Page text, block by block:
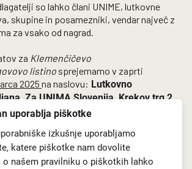
uporablja piškotke
izkušnje uporabljamo
katere piškotke nam dovolite
o našem pravilniku o piškotkih lahko
so lahko člani UNIME, lutkovne
skupine in posamezniki, vendar največ z
za vsako od nagrad.
za Klemenčičevo
listino sprejemamo v zaprti
2025 na naslovu: Lutkovno
Za UNIMA Slovenija, Krekov trg 2,
s pripisom: »Ne odpiraj – Klemenčičeva
Klemenč čeve
listinebo po izteku razpisnega roka